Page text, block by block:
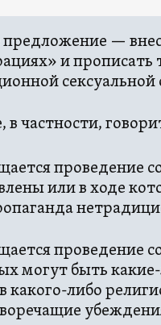
—
и прописать
в частности,
проведение
или в ходе
проведение
могут быть
какого-либо